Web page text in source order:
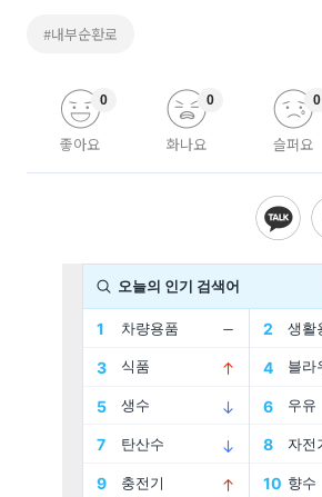
#내부순환로
좋아요
0
화나요
0
슬퍼요
0